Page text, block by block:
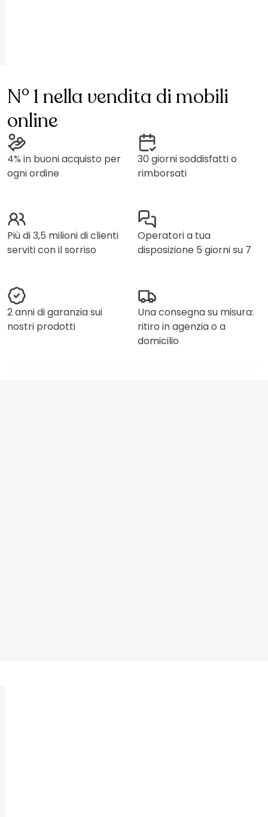
N° 1 nella vendita di mobili
online
4% in buoni acquisto per
ogni ordine
30 giorni soddisfatti o
rimborsati
Più di 3,5 milioni di clienti
serviti con il sorriso
Operatori a tua
disposizione 5 giorni su 7
2 anni di garanzia sui
nostri prodotti
Una consegna su misura:
ritiro in agenzia o a
domicilio